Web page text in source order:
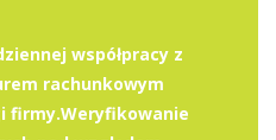
współpracy z
rachunkowym
firmy.Weryfikowanie